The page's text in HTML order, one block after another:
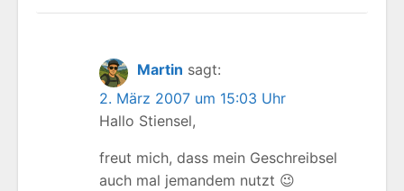
Martin sagt:
2. März 2007 um 15:03 Uhr
Hallo Stiensel,
freut mich, dass mein Geschreibsel
auch mal jemandem nutzt 😉